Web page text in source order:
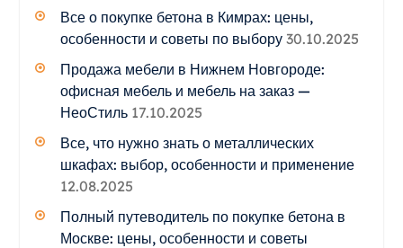
Все о покупке бетона в Кимрах: цены,
особенности и советы по выбору 30.10.2025
Продажа мебели в Нижнем Новгороде:
офисная мебель и мебель на заказ —
НеоСтиль 17.10.2025
Все, что нужно знать о металлических
шкафах: выбор, особенности и применение
12.08.2025
Полный путеводитель по покупке бетона в
Москве: цены, особенности и советы